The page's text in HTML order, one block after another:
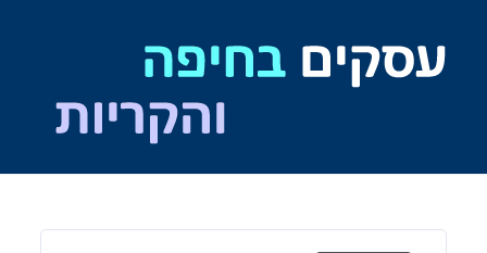
content